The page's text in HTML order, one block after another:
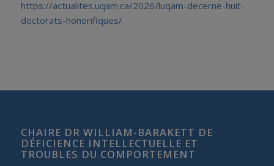
https://actualites.uqam.ca/2026/luqam-decerne-huit-
doctorats-honorifiques/
CHAIRE DR WILLIAM-BARAKETT DE
DÉFICIENCE INTELLECTUELLE ET
TROUBLES DU COMPORTEMENT